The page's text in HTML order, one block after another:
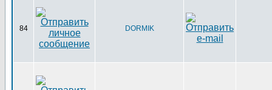
84 DORMIK